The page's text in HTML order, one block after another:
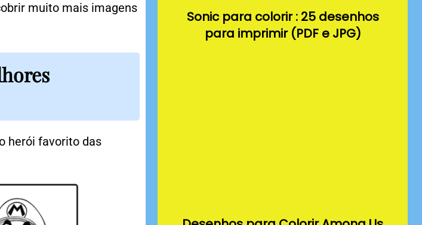
muito mais imagens
herói favorito das
Sonic para colorir : 25 desenhos
para imprimir (PDF e JPG)